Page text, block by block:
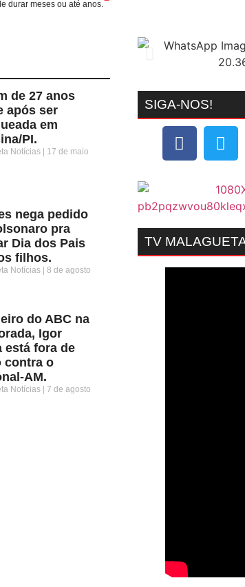
durar meses ou até anos.
de 27 anos
após ser
em
PI.
Notícias
17 de maio
nega pedido
pra
Dia dos Pais
filhos.
Notícias
8 de agosto
do ABC na
Igor
está fora de
contra o
AM.
Notícias
7 de agosto
SIGA-NOS!
TV